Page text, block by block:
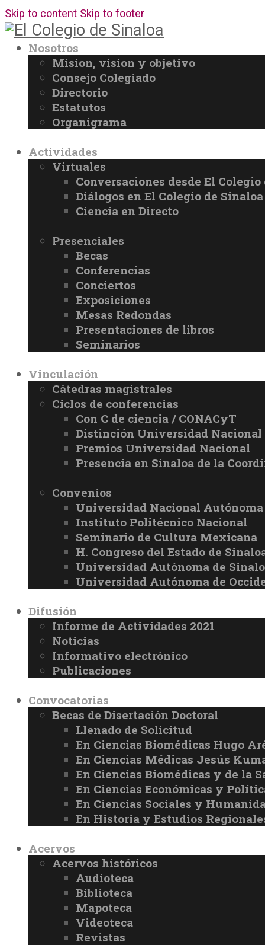
Skip to content Skip to footer
Nosotros
Mision, vision y objetivo
Consejo Colegiado
Directorio
Estatutos
Organigrama
Actividades
Virtuales
Conversaciones desde El
Diálogos en El Colegio de Sinaloa
Ciencia en Directo
Presenciales
Becas
Conferencias
Conciertos
Exposiciones
Mesas Redondas
Presentaciones de libros
Seminarios
Vinculación
Cátedras magistrales
Ciclos de conferencias
Con C de ciencia / CONACyT
Distinción Universidad Nacional
Premios Universidad Nacional
Presencia en Sinaloa de la
Convenios
Universidad Nacional
Instituto Politécnico Nacional
Seminario de Cultura Mexicana
H. Congreso del Estado de
Universidad Autónoma de
Universidad Autónoma de
Difusión
Informe de Actividades 2021
Noticias
Informativo electrónico
Publicaciones
Convocatorias
Becas de Disertación Doctoral
Llenado de Solicitud
En Ciencias Biomédicas Hugo
En Ciencias Médicas Jesús
En Ciencias Biomédicas y de la
En Ciencias Económicas y
En Ciencias Sociales y
En Historia y Estudios
Acervos
Acervos históricos
Audioteca
Biblioteca
Mapoteca
Videoteca
Revistas